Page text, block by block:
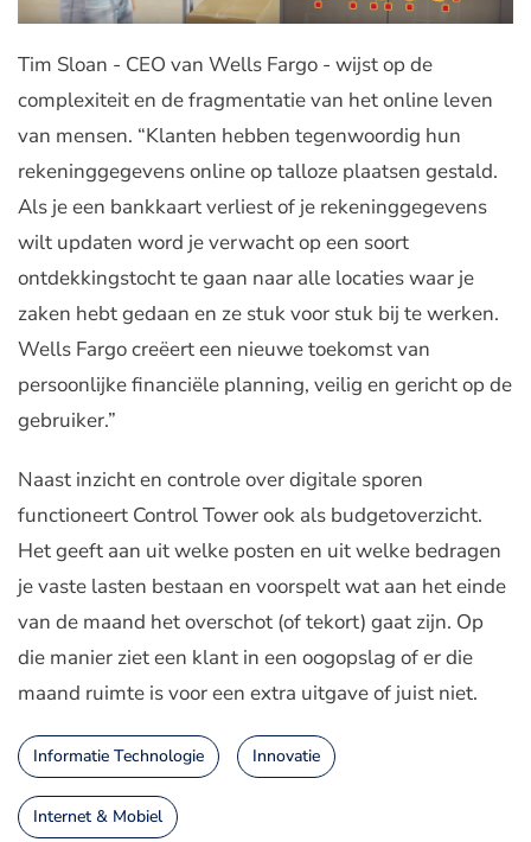
Tim Sloan - CEO van Wells Fargo - wijst op de
complexiteit en de fragmentatie van het online leven
van mensen. “Klanten hebben tegenwoordig hun
rekeninggegevens online op talloze plaatsen gestald.
Als je een bankkaart verliest of je rekeninggegevens
wilt updaten word je verwacht op een soort
ontdekkingstocht te gaan naar alle locaties waar je
zaken hebt gedaan en ze stuk voor stuk bij te werken.
Wells Fargo creëert een nieuwe toekomst van
persoonlijke financiële planning, veilig en gericht op de
gebruiker.”
Naast inzicht en controle over digitale sporen
functioneert Control Tower ook als budgetoverzicht.
Het geeft aan uit welke posten en uit welke bedragen
je vaste lasten bestaan en voorspelt wat aan het einde
van de maand het overschot (of tekort) gaat zijn. Op
die manier ziet een klant in een oogopslag of er die
maand ruimte is voor een extra uitgave of juist niet.
Informatie Technologie Innovatie
Internet & Mobiel